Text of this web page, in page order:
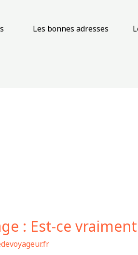
Les bonnes adresses
: Est-ce